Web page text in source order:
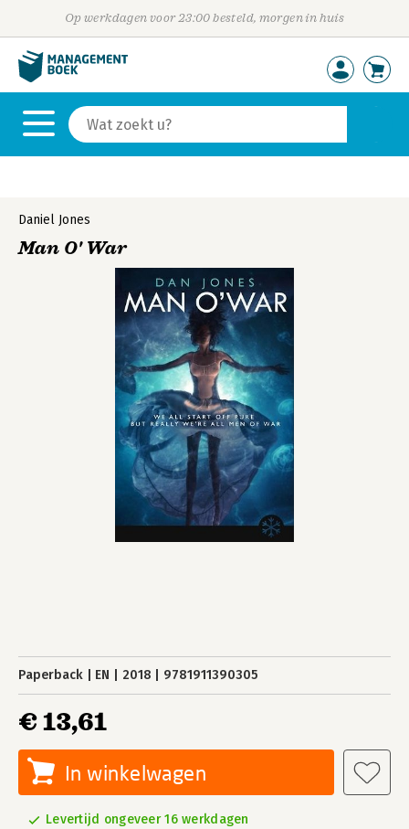
Op werkdagen voor 23:00 besteld, morgen in huis
Daniel Jones
Man O' War
Paperback EN 2018 9781911390305
€ 13,61
In winkelwagen
Levertijd ongeveer 16 werkdagen